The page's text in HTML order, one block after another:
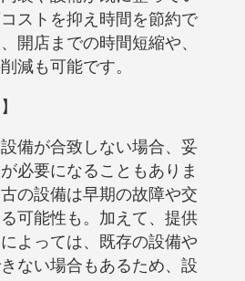
ストを抑え時間を節約で
開店までの時間短縮や、
減も可能です。
備が合致しない場合、妥
必要になることもありま
の設備は早期の故障や交
可能性も。加えて、提供
よっては、既存の設備や
ない場合もあるため、設